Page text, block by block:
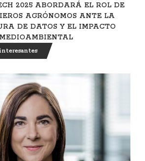
2025 ABORDARÁ EL ROL DE
AGRÓNOMOS ANTE LA
DE DATOS Y EL IMPACTO
MEDIOAMBIENTAL